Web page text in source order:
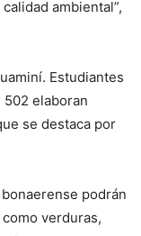
ambiental”,
Estudiantes
502 elaboran
se destaca por
podrán
verduras,